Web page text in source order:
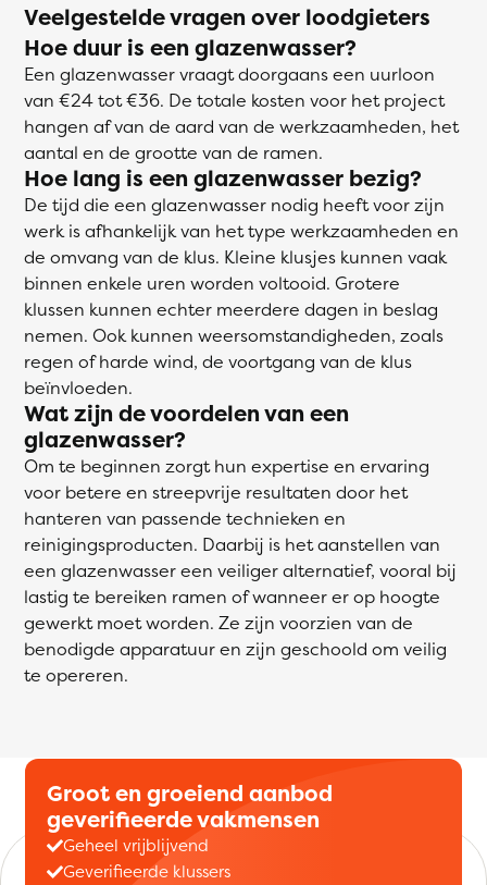
Veelgestelde vragen over loodgieters
Hoe duur is een glazenwasser?
Een glazenwasser vraagt doorgaans een uurloon
van €24 tot €36. De totale kosten voor het project
hangen af van de aard van de werkzaamheden, het
aantal en de grootte van de ramen.
Hoe lang is een glazenwasser bezig?
De tijd die een glazenwasser nodig heeft voor zijn
werk is afhankelijk van het type werkzaamheden en
de omvang van de klus. Kleine klusjes kunnen vaak
binnen enkele uren worden voltooid. Grotere
klussen kunnen echter meerdere dagen in beslag
nemen. Ook kunnen weersomstandigheden, zoals
regen of harde wind, de voortgang van de klus
beïnvloeden.
Wat zijn de voordelen van een
glazenwasser?
Om te beginnen zorgt hun expertise en ervaring
voor betere en streepvrije resultaten door het
hanteren van passende technieken en
reinigingsproducten. Daarbij is het aanstellen van
een glazenwasser een veiliger alternatief, vooral bij
lastig te bereiken ramen of wanneer er op hoogte
gewerkt moet worden. Ze zijn voorzien van de
benodigde apparatuur en zijn geschoold om veilig
te opereren.
Groot en groeiend aanbod
geverifieerde vakmensen
Geheel vrijblijvend
Geverifieerde klussers